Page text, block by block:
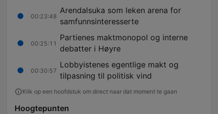
00:23:48
Arendalsuka som leken arena for
samfunnsinteresserte
00:25:11
Partienes maktmonopol og interne
debatter i Høyre
00:30:57
Lobbyistenes egentlige makt og
tilpasning til politisk vind
Klik op een hoofdstuk om direct naar dat moment te gaan
Hoogtepunten